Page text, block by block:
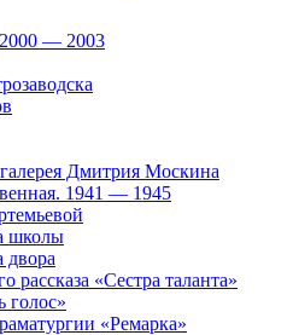
— 2003
Дмитрия Москина
1941 — 1945
школы
двора
рассказа «Сестра таланта»
голос»
«Ремарка»